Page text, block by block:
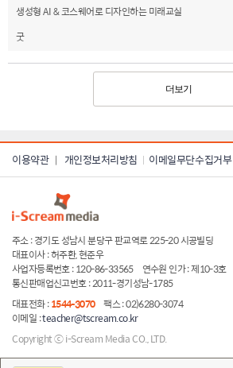
생성형 AI & 코스웨어로 디자인하는 미래교실
굿
더보기
이용약관 | 개인정보처리방침 이메일무단수집거부
주소 : 경기도 성남시 분당구 판교역로 225-20 시공빌딩
대표이사 : 허주환, 현준우
사업자등록번호 : 120-86-33565
연수원 인가 : 제10-3호
통신판매업신고번호 : 2011-경기성남-1785
대표전화 :1544-3070 팩스 : 02)6280-3074
이메일 :teacher@tscream.co.kr
Copyright ⓒ i-Scream Media CO., LTD.